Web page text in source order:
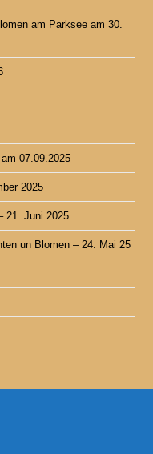
am Parksee am 30.
07.09.2025
2025
21. Juni 2025
un Blomen – 24. Mai 25